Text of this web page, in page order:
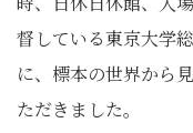
督している東京大学
に、標本の世界から
ただきました。